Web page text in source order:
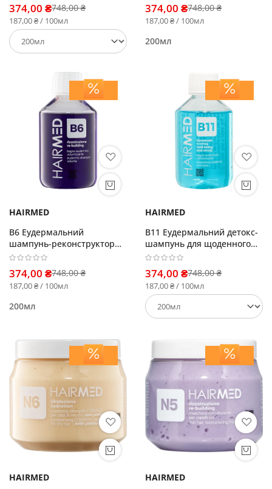
374,00 ₴748,00 ₴
187,00 ₴ / 100мл
374,00 ₴748,00 ₴
187,00 ₴ / 100мл
200мл
HAIRMED
B6 Еудермальний
шампунь-реконструктор
для об'єму
374,00 ₴748,00 ₴
187,00 ₴ / 100мл
200мл
HAIRMED
B11 Еудермальний детокс-
шампунь для щоденного
використання
374,00 ₴748,00 ₴
187,00 ₴ / 100мл
HAIRMED HAIRMED